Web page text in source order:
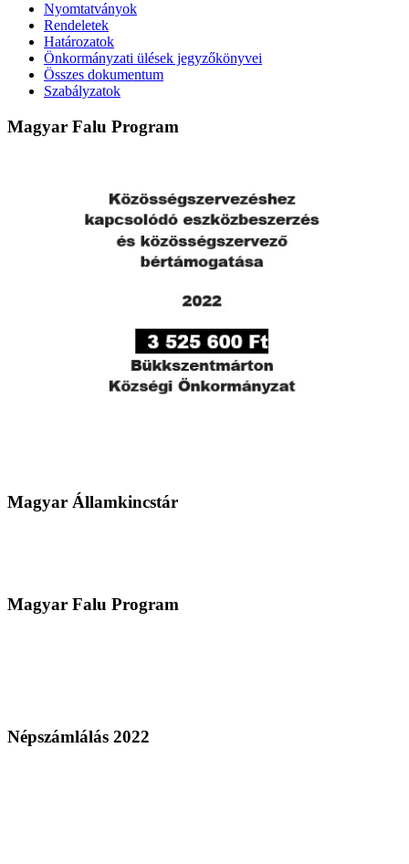
Nyomtatványok
Rendeletek
Határozatok
Önkormányzati ülések jegyzőkönyvei
Összes dokumentum
Szabályzatok
Magyar Falu Program
Magyar Államkincstár
Magyar Falu Program
Népszámlálás 2022